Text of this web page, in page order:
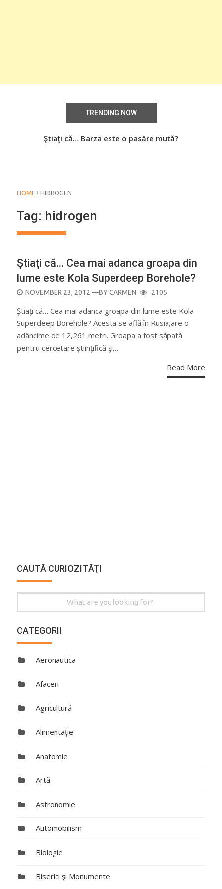
TRENDING NOW
Ştiaţi că… Barza este o pasăre mută?
HOME › HIDROGEN
Tag: hidrogen
Ştiaţi că… Cea mai adanca groapa din
lume este Kola Superdeep Borehole?
POSTED
NOVEMBER 23, 2012 —BYCARMEN 2105
Ştiaţi că… Cea mai adanca groapa din lume este Kola
Superdeep Borehole? Acesta se află în Rusia,are o
adâncime de 12,261 metri. Groapa a fost săpată
pentru cercetare ştiinţifică şi…
Read More
CAUTĂ CURIOZITĂŢI
for:
CATEGORII
Aeronautica
Afaceri
Agricultură
Alimentaţie
Anatomie
Artă
Astronomie
Automobilism
Biologie
Biserici şi Monumente